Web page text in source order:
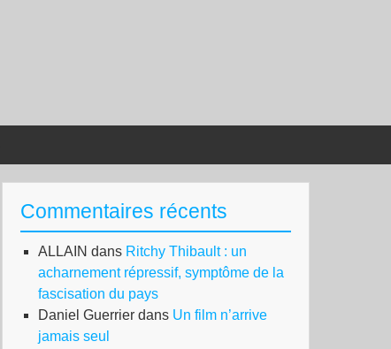
Commentaires récents
ALLAIN dans Ritchy Thibault : un
acharnement répressif, symptôme de la
fascisation du pays
Daniel Guerrier dans Un film n’arrive
jamais seul